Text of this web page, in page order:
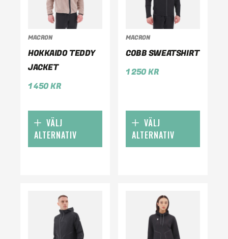
MACRON
HOKKAIDO TEDDY
JACKET
1 450KR
VÄLJ
ALTERNATIV
MACRON
COBB SWEATSHIRT
1 250KR
VÄLJ
ALTERNATIV